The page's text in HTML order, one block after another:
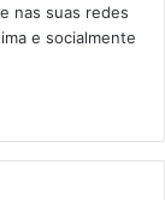
nas suas redes
e socialmente